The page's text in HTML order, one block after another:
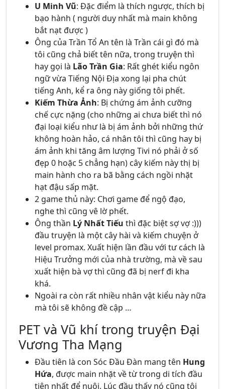
U Minh Vũ: Đặc điểm là thích ngược, thích bị
bạo hành ( người duy nhất mà main không
bắt nạt được )
Ông của Trần Tổ An tên là Trần cái gì đó mà
tôi cũng chả biết tên nữa, trong truyện thì
hay gọi là Lão Trần Gia: Rất ghét kiểu ngôn
ngữ vừa Tiếng Nội Địa xong lại pha chút
tiếng Anh, kể ra ông này giống tôi phết.
Kiếm Thừa Ảnh: Bị chứng ám ảnh cưỡng
chế cực nặng (cho những ai chưa biết thì nó
đại loại kiểu như là bị ám ảnh bởi những thứ
không hoàn hảo, cá nhân tôi thì cũng hay bị
ám ảnh khi tăng âm lượng Tivi nó phải ở số
đẹp 0 hoặc 5 chẳng hạn) cây kiếm này thị bị
main hành cho ra bã bằng cách ngồi nhặt
hạt đậu sấp mặt.
2 game thủ này: Chơi game để ngộ đạo,
nghe thì cũng vê lờ phết.
Ông thần Lý Nhất Tiếu thì đặc biệt sợ vợ :)))
đầu truyện là một cây hài và kiếm chuyện ở
level promax. Xuất hiện lần đầu với tư cách là
Hiệu Trưởng mới của nhà trường, mà về sau
xuất hiện bà vợ thì cũng đã bị nerf đi kha
khá.
Ngoài ra còn rất nhiều nhân vật kiểu này nữa
mà tôi sẽ không đề cập …
PET và Vũ khí trong truyện Đại
Vương Tha Mạng
Đầu tiên là con Sóc Đầu Đàn mang tên Hung
Hứa, được main nhặt về từ trong di tích đầu
tiên nhất để nuôi. Lúc đầu thấy nó cũng tội